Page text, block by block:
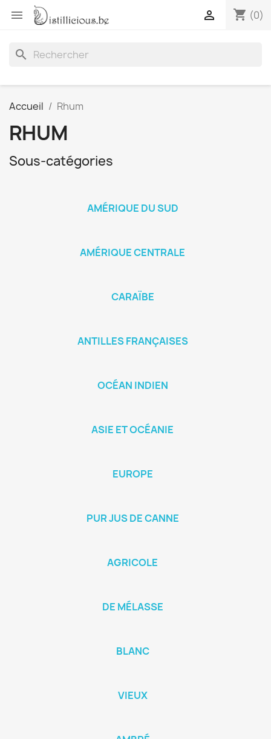
 shopping_cart (0)

search
Accueil Rhum
RHUM
Sous-catégories
AMÉRIQUE DU SUD
AMÉRIQUE CENTRALE
CARAÏBE
ANTILLES FRANÇAISES
OCÉAN INDIEN
ASIE ET OCÉANIE
EUROPE
PUR JUS DE CANNE
AGRICOLE
DE MÉLASSE
BLANC
VIEUX